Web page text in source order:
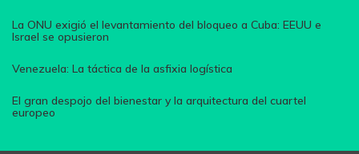
La ONU exigió el levantamiento del bloqueo a Cuba: EEUU e
Israel se opusieron
Venezuela: La táctica de la asfixia logística
El gran despojo del bienestar y la arquitectura del cuartel
europeo